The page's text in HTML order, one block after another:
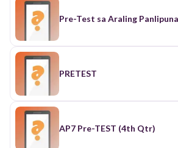
Pre-Test sa Araling
PRETEST
AP7 Pre-TEST (4th Qtr)